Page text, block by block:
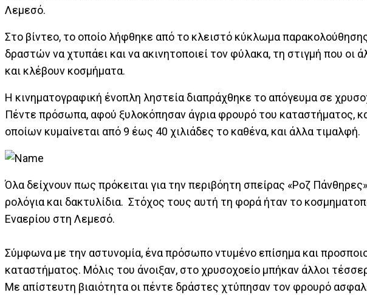
Λεμεσό.
Στο βίντεο, το οποίο λήφθηκε από το κλειστό κύκλωμα
δραστών να χτυπάει και να ακινητοποιεί τον φύλακα, τη στιγμή που οι
και κλέβουν κοσμήματα.
Η κινηματογραφική ένοπλη ληστεία διαπράχθηκε το απόγευμα σε
Πέντε πρόσωπα, αφού ξυλοκόπησαν άγρια φρουρό του καταστήματος,
οποίων κυμαίνεται από 9 έως 40 χιλιάδες το καθένα, και άλλα τιμαλφή.
Όλα δείχνουν πως πρόκειται για την περιβόητη σπείρας «Ροζ
ρολόγια και δακτυλίδια. Στόχος τους αυτή τη φορά ήταν το
Εναερίου στη Λεμεσό.
Σύμφωνα με την αστυνομία, ένα πρόσωπο ντυμένο επίσημα και
καταστήματος. Μόλις του άνοιξαν, στο χρυσοχοείο μπήκαν άλλοι
Με απίστευτη βιαιότητα οι πέντε δράστες χτύπησαν τον φρουρό